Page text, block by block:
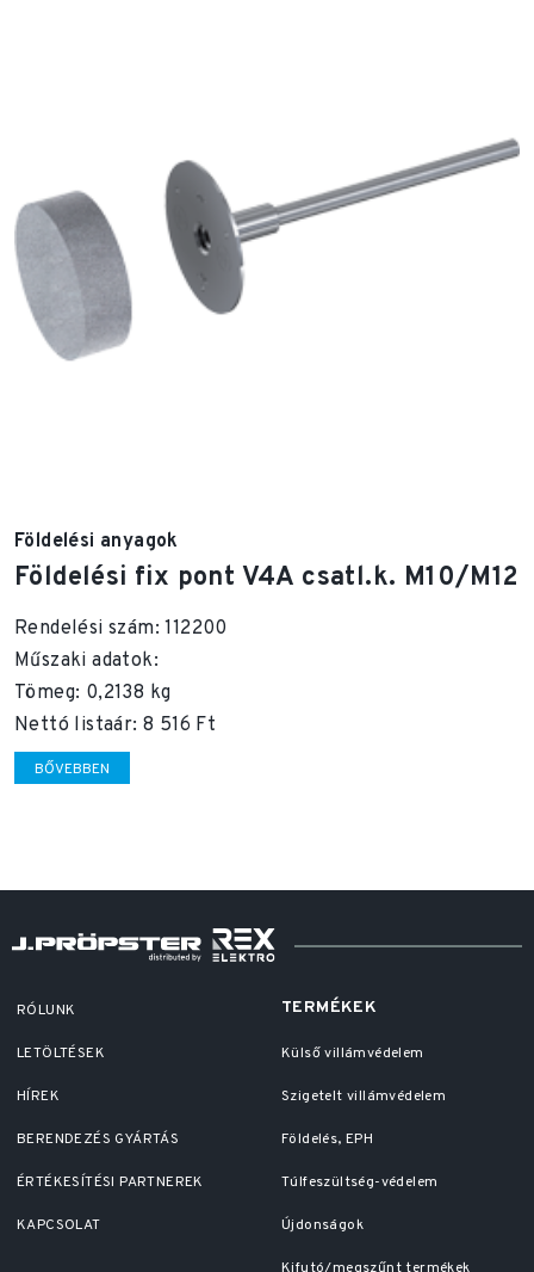
Földelési anyagok
Földelési fix pont V4A csatl.k. M10/M12
Rendelési szám: 112200
Műszaki adatok:
Tömeg: 0,2138 kg
Nettó listaár: 8 516 Ft
BŐVEBBEN
RÓLUNK
LETÖLTÉSEK
HÍREK
BERENDEZÉS GYÁRTÁS
ÉRTÉKESÍTÉSI PARTNEREK
KAPCSOLAT
TERMÉKEK
Külső villámvédelem
Szigetelt villámvédelem
Földelés, EPH
Túlfeszültség-védelem
Újdonságok